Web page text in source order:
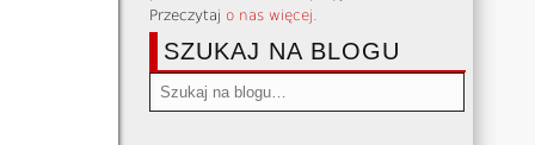
Przeczytaj o nas więcej.
SZUKAJ NA BLOGU